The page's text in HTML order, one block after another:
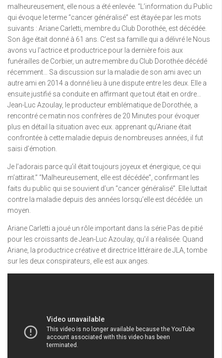
malheureusement, elle nous a été enlevée. “L’information du Public
qui évoque le terme “cancer généralisé” est étayée par les mots
suivants : Ariane Carletti, membre du Club Dorothée, est décédée.
Son âge était donné à 61 ans. C’est sa famille qui a délivré le Nous
avons vu l’actrice et productrice pour la dernière fois aux
funérailles de Corbier, un autre membre du Club Dorothée décédé
récemment… Sa discussion sur la maladie de son ami avec un
autre ami en 2014 a donné lieu à une dispute entre les deux. Elle a
ensuite justifié sa conduite en affirmant que tout était en ordre…
Jean-Luc Azoulay, le producteur emblématique de Dorothée, a
rencontré ce matin nos confrères de 20 Minutes pour évoquer
plus en détail la situation avec eux. apprenant qu’Ariane était
confrontée à cette maladie depuis de nombreuses années, il fut
saisi d’émotion.
Je l’adorais parce qu’il était toujours joyeux et énergique, ce qui
m’attirait.” “Malheureusement, elle est décédée”, confirmant les
faits du public qui se souvient d’un “cancer généralisé”. Elle luttait
contre la maladie depuis des années lorsqu’elle est décédée. un
moyen.
Ariane Carletti a joué un rôle important dans la série Pas de pitié
pour les croissants de Jean-Luc Azoulay, qu’il a réalisée. Quand
Ariane, la productrice créative et directrice littéraire de JLA, tombe
sur les deux conspirateurs, elle est aux anges.